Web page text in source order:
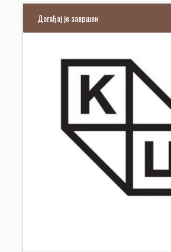
Догађај је завршен